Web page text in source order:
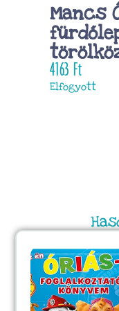
Mancs
4163 Ft
Elfogyott